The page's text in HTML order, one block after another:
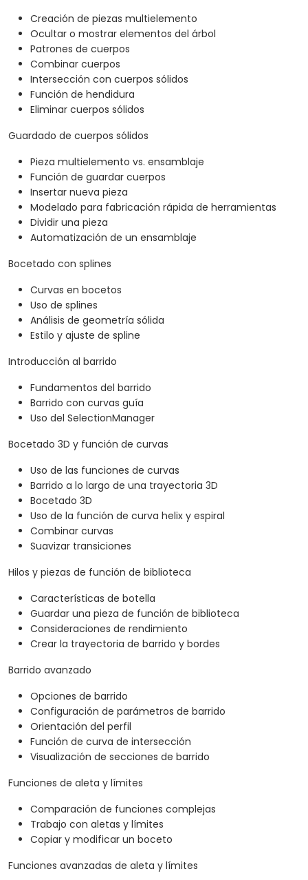
Creación de piezas multielemento
Ocultar o mostrar elementos del árbol
Patrones de cuerpos
Combinar cuerpos
Intersección con cuerpos sólidos
Función de hendidura
Eliminar cuerpos sólidos
Guardado de cuerpos sólidos
Pieza multielemento vs. ensamblaje
Función de guardar cuerpos
Insertar nueva pieza
Modelado para fabricación rápida de herramientas
Dividir una pieza
Automatización de un ensamblaje
Bocetado con splines
Curvas en bocetos
Uso de splines
Análisis de geometría sólida
Estilo y ajuste de spline
Introducción al barrido
Fundamentos del barrido
Barrido con curvas guía
Uso del SelectionManager
Bocetado 3D y función de curvas
Uso de las funciones de curvas
Barrido a lo largo de una trayectoria 3D
Bocetado 3D
Uso de la función de curva helix y espiral
Combinar curvas
Suavizar transiciones
Hilos y piezas de función de biblioteca
Características de botella
Guardar una pieza de función de biblioteca
Consideraciones de rendimiento
Crear la trayectoria de barrido y bordes
Barrido avanzado
Opciones de barrido
Configuración de parámetros de barrido
Orientación del perfil
Función de curva de intersección
Visualización de secciones de barrido
Funciones de aleta y límites
Comparación de funciones complejas
Trabajo con aletas y límites
Copiar y modificar un boceto
Funciones avanzadas de aleta y límites